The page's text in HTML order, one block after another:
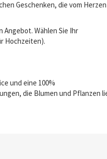
Geschenken, die vom Herzen
Wählen Sie Ihr
Hochzeiten).
und eine 100%
die Blumen und Pflanzen